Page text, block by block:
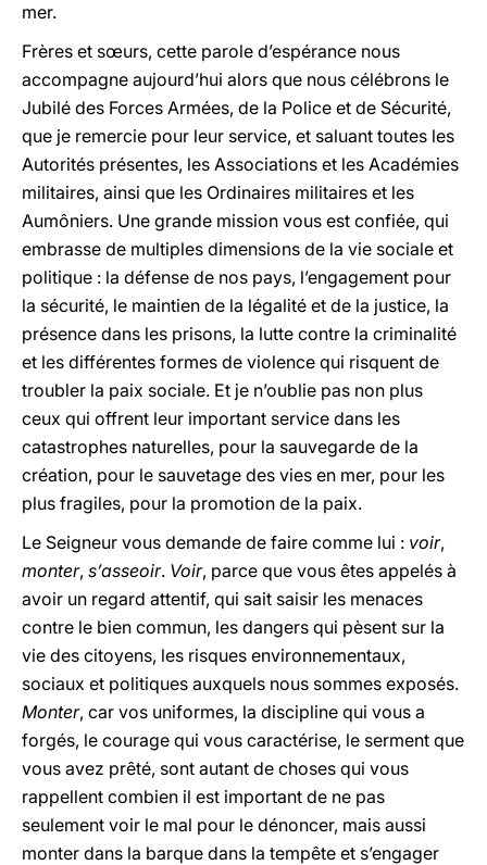
mer.
Frères et sœurs, cette parole d’espérance nous
accompagne aujourd’hui alors que nous célébrons le
Jubilé des Forces Armées, de la Police et de Sécurité,
que je remercie pour leur service, et saluant toutes les
Autorités présentes, les Associations et les Académies
militaires, ainsi que les Ordinaires militaires et les
Aumôniers. Une grande mission vous est confiée, qui
embrasse de multiples dimensions de la vie sociale et
politique : la défense de nos pays, l’engagement pour
la sécurité, le maintien de la légalité et de la justice, la
présence dans les prisons, la lutte contre la criminalité
et les différentes formes de violence qui risquent de
troubler la paix sociale. Et je n’oublie pas non plus
ceux qui offrent leur important service dans les
catastrophes naturelles, pour la sauvegarde de la
création, pour le sauvetage des vies en mer, pour les
plus fragiles, pour la promotion de la paix.
Le Seigneur vous demande de faire comme lui : voir,
monter, s’asseoir. Voir, parce que vous êtes appelés à
avoir un regard attentif, qui sait saisir les menaces
contre le bien commun, les dangers qui pèsent sur la
vie des citoyens, les risques environnementaux,
sociaux et politiques auxquels nous sommes exposés.
Monter, car vos uniformes, la discipline qui vous a
forgés, le courage qui vous caractérise, le serment que
vous avez prêté, sont autant de choses qui vous
rappellent combien il est important de ne pas
seulement voir le mal pour le dénoncer, mais aussi
monter dans la barque dans la tempête et s’engager